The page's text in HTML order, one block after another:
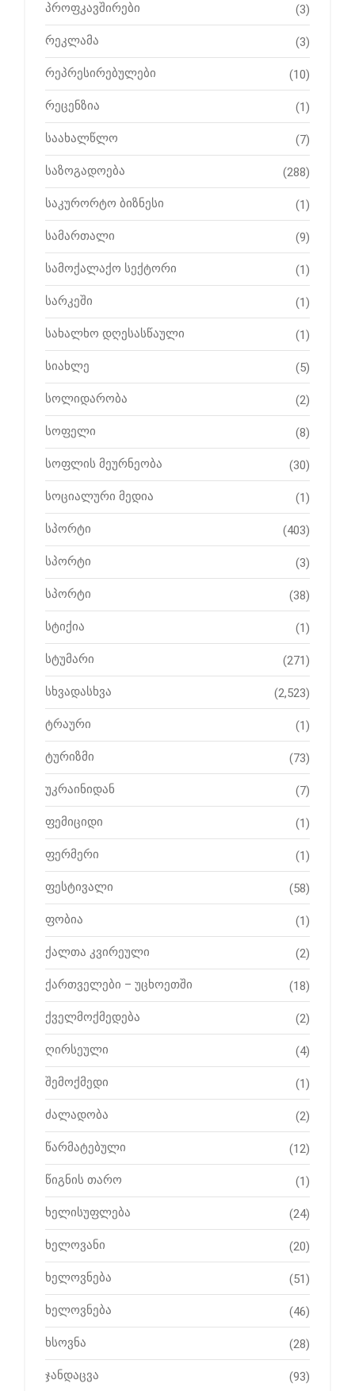
პროფკავშირები (3)
რეკლამა (3)
რეპრესირებულები (10)
რეცენზია (1)
საახალწლო (7)
საზოგადოება (288)
საკურორტო ბიზნესი (1)
სამართალი (9)
სამოქალაქო სექტორი (1)
სარკეში (1)
სახალხო დღესასწაული (1)
სიახლე (5)
სოლიდარობა (2)
სოფელი (8)
სოფლის მეურნეობა (30)
სოციალური მედია (1)
სპორტი (403)
სპორტი (3)
სპორტი (38)
სტიქია (1)
სტუმარი (271)
სხვადასხვა (2,523)
ტრაური (1)
ტურიზმი (73)
უკრაინიდან (7)
ფემიციდი (1)
ფერმერი (1)
ფესტივალი (58)
ფობია (1)
ქალთა კვირეული (2)
ქართველები – უცხოეთში (18)
ქველმოქმედება (2)
ღირსეული (4)
შემოქმედი (1)
ძალადობა (2)
წარმატებული (12)
წიგნის თარო (1)
ხელისუფლება (24)
ხელოვანი (20)
ხელოვნება (51)
ხელოვნება (46)
ხსოვნა (28)
ჯანდაცვა (93)